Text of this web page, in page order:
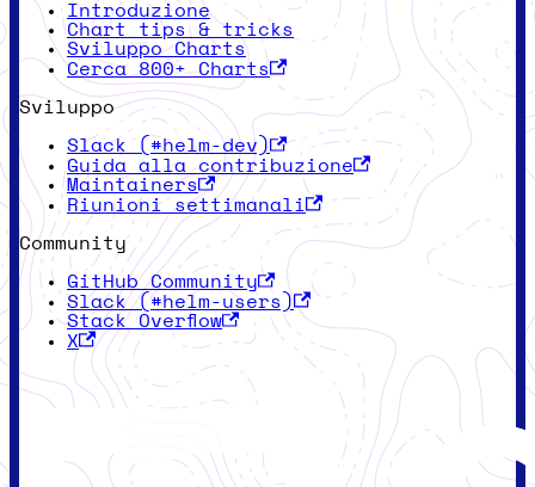
Introduzione
Chart tips & tricks
Sviluppo Charts
Cerca 800+ Charts
Sviluppo
Slack (#helm-dev)
Guida alla contribuzione
Maintainers
Riunioni settimanali
Community
GitHub Community
Slack (#helm-users)
Stack Overflow
X